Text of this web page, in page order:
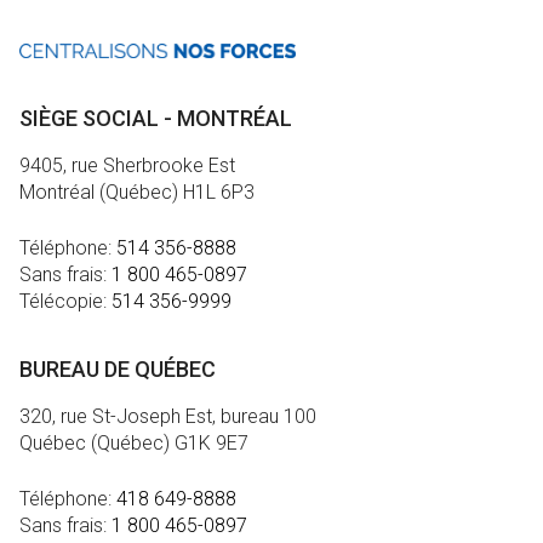
SIÈGE SOCIAL - MONTRÉAL
9405, rue Sherbrooke Est
Montréal (Québec) H1L 6P3
Téléphone: 514 356-8888
Sans frais: 1 800 465-0897
Télécopie: 514 356-9999
BUREAU DE QUÉBEC
320, rue St-Joseph Est, bureau 100
Québec (Québec) G1K 9E7
Téléphone: 418 649-8888
Sans frais: 1 800 465-0897